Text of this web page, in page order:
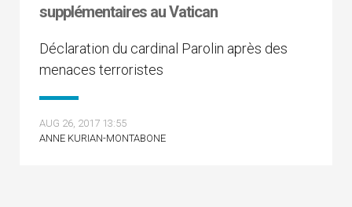
supplémentaires au Vatican
Déclaration du cardinal Parolin après des
menaces terroristes
AUG 26, 2017 13:55
ANNE KURIAN-MONTABONE